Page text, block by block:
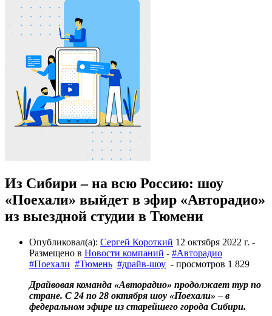
Из Сибири – на всю Россию: шоу
«Поехали» выйдет в эфир «Авторадио»
из выездной студии в Тюмени
Опубликовал(а): Сергей Короткий 12 октября 2022 г. -
Размещено в Новости компаний - #Авторадио
#Поехали #Тюмень #драйв-шоу - просмотров 1 829
Драйвовая команда «Авторадио» продолжает тур по
стране. С 24 по 28 октября шоу «Поехали» – в
федеральном эфире из старейшего города Сибири.